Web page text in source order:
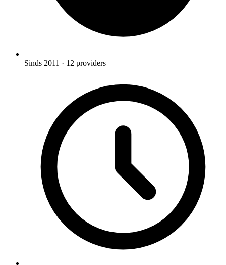
Sinds 2011 · 12 providers